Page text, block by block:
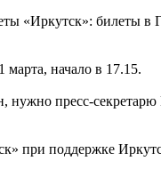
«Иркутск»: билеты
начало в 17.15.
нужно пресс-
при поддержке